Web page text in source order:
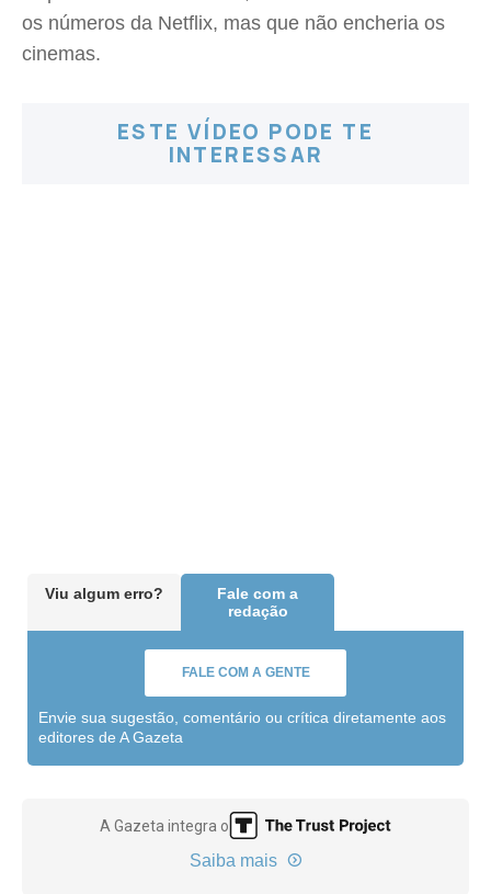
os números da Netflix, mas que não encheria os
cinemas.
ESTE VÍDEO PODE TE
INTERESSAR
Viu algum erro?
Fale com a
redação
FALE COM A GENTE
Envie sua sugestão, comentário ou crítica diretamente aos
editores de A Gazeta
A Gazeta integra o
Saiba mais